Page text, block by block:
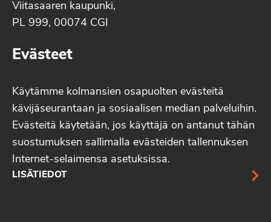
Viitasaaren kaupunki,
PL 999, 00074 CGI
Evästeet
Käytämme kolmansien osapuolten evästeitä
kävijäseurantaan ja sosiaalisen median palveluihin.
Evästeitä käytetään, jos käyttäjä on antanut tähän
suostumuksen sallimalla evästeiden tallennuksen
Internet-selaimensa asetuksissa.
LISÄTIEDOT